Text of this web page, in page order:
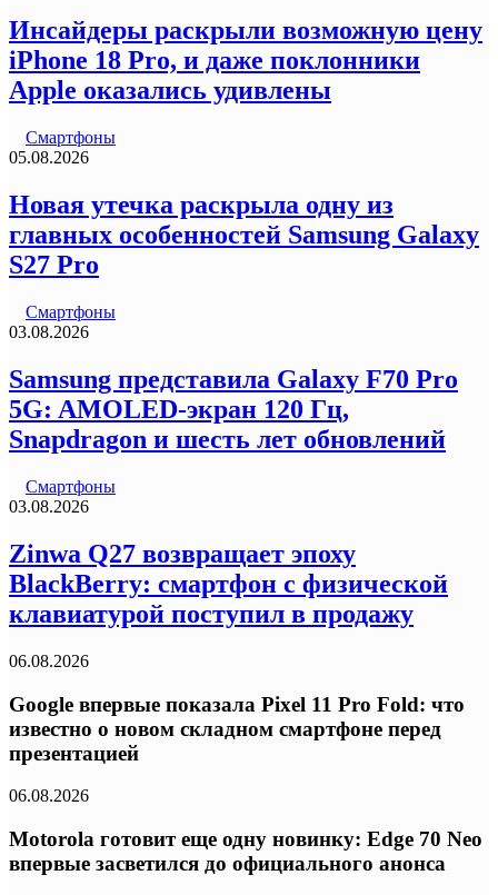
Инсайдеры раскрыли возможную цену
iPhone 18 Pro, и даже поклонники
Apple оказались удивлены
Смартфоны
05.08.2026
Новая утечка раскрыла одну из
главных особенностей Samsung Galaxy
S27 Pro
Смартфоны
03.08.2026
Samsung представила Galaxy F70 Pro
5G: AMOLED-экран 120 Гц,
Snapdragon и шесть лет обновлений
Смартфоны
03.08.2026
Zinwa Q27 возвращает эпоху
BlackBerry: смартфон с физической
клавиатурой поступил в продажу
06.08.2026
Google впервые показала Pixel 11 Pro Fold: что
известно о новом складном смартфоне перед
презентацией
06.08.2026
Motorola готовит еще одну новинку: Edge 70 Neo
впервые засветился до официального анонса